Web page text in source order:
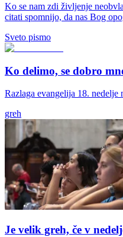
Ko se nam zdi življenje
citati spomnijo, da nas Bog
Sveto pismo
Ko delimo, se dobro
Razlaga evangelija 18. nedelje
greh
Je velik greh, če v